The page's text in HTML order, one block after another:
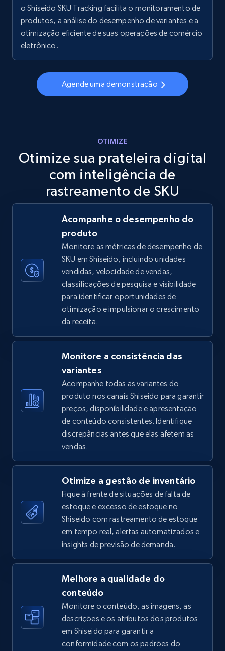
URL, Final price, Sku, Currency, Gtin,
Specifications, Image urls, Top reviews, and
more.
5.6K+ 877+ Comece agora
URL, Final price, Sku, Currency, Gtin,
more.
Comece agora
TikTok Shop
URL, Title, Available, Description, Currency, Initial
price, Final price, Discount percent, and more.
668+ Comece agora
TikTok Shop - category
URL, Title, Available, Description, Currency, Initial
price, Final price, Discount percent, and more.
5.4K+ 668+ Comece agora
TikTok Shop - Collect TikTok shop products
price, Final price, Discount percent, and more.
668+ Comece agora
TikTok Shop - discover records by shop url
price, Final price, Discount percent, and more.
5.4K+ 668+ Comece agora
o Shiseido SKU Tracking facilita o monitoramento de
produtos, a análise do desempenho de variantes e a
otimização eficiente de suas operações de comércio
eletrônico.
Agende uma demonstração
OTIMIZE
Otimize sua prateleira digital
com inteligência de
rastreamento de SKU
Acompanhe o desempenho do
produto
Monitore as métricas de desempenho de
SKU em Shiseido, incluindo unidades
vendidas, velocidade de vendas,
classificações de pesquisa e visibilidade
para identificar oportunidades de
otimização e impulsionar o crescimento
da receita.
Monitore a consistência das
variantes
Acompanhe todas as variantes do
produto nos canais Shiseido para garantir
preços, disponibilidade e apresentação
de conteúdo consistentes. Identifique
discrepâncias antes que elas afetem as
vendas.
Otimize a gestão de inventário
Fique à frente de situações de falta de
estoque e excesso de estoque no
Shiseido com rastreamento de estoque
em tempo real, alertas automatizados e
insights de previsão de demanda.
Melhore a qualidade do
conteúdo
Monitore o conteúdo, as imagens, as
descrições e os atributos dos produtos
em Shiseido para garantir a
conformidade com os padrões do